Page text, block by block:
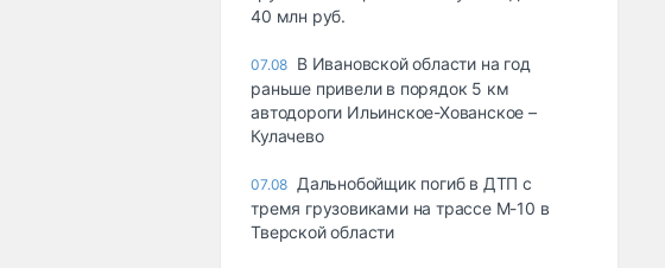
40 млн руб.
07.08 В Ивановской области на год
раньше привели в порядок 5 км
автодороги Ильинское-Хованское –
Кулачево
07.08 Дальнобойщик погиб в ДТП с
тремя грузовиками на трассе М-10 в
Тверской области